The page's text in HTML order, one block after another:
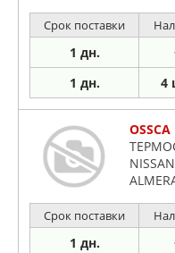
Срок поставки
1 дн.
1 дн. 4
Срок поставки
1 дн.